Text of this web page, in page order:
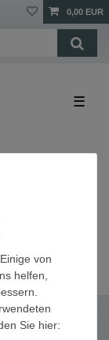
0,00 EUR
☰
von
helfen,
Sie hier: